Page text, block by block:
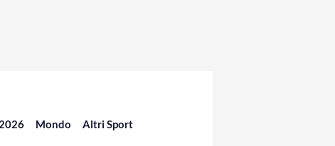
Mondo Altri Sport